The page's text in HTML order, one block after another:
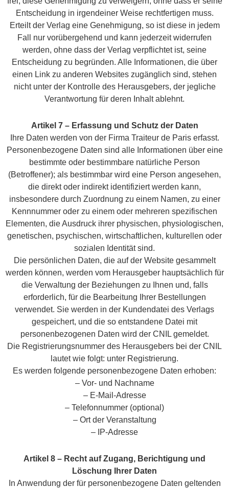
Entscheidung in irgendeiner Weise rechtfertigen muss.
Erteilt der Verlag eine Genehmigung, so ist diese in jedem
Fall nur vorübergehend und kann jederzeit widerrufen
werden, ohne dass der Verlag verpflichtet ist, seine
Entscheidung zu begründen. Alle Informationen, die über
einen Link zu anderen Websites zugänglich sind, stehen
nicht unter der Kontrolle des Herausgebers, der jegliche
Verantwortung für deren Inhalt ablehnt.
Artikel 7 – Erfassung und Schutz der Daten
Ihre Daten werden von der Firma Traiteur de Paris erfasst.
Personenbezogene Daten sind alle Informationen über eine
bestimmte oder bestimmbare natürliche Person
(Betroffener); als bestimmbar wird eine Person angesehen,
die direkt oder indirekt identifiziert werden kann,
insbesondere durch Zuordnung zu einem Namen, zu einer
Kennnummer oder zu einem oder mehreren spezifischen
Elementen, die Ausdruck ihrer physischen, physiologischen,
genetischen, psychischen, wirtschaftlichen, kulturellen oder
sozialen Identität sind.
Die persönlichen Daten, die auf der Website gesammelt
werden können, werden vom Herausgeber hauptsächlich für
die Verwaltung der Beziehungen zu Ihnen und, falls
erforderlich, für die Bearbeitung Ihrer Bestellungen
verwendet. Sie werden in der Kundendatei des Verlags
gespeichert, und die so entstandene Datei mit
personenbezogenen Daten wird der CNIL gemeldet.
Die Registrierungsnummer des Herausgebers bei der CNIL
lautet wie folgt: unter Registrierung.
Es werden folgende personenbezogene Daten erhoben:
– Vor- und Nachname
– E-Mail-Adresse
– Telefonnummer (optional)
– Ort der Veranstaltung
– IP-Adresse
Artikel 8 – Recht auf Zugang, Berichtigung und
Löschung Ihrer Daten
In Anwendung der für personenbezogene Daten geltenden